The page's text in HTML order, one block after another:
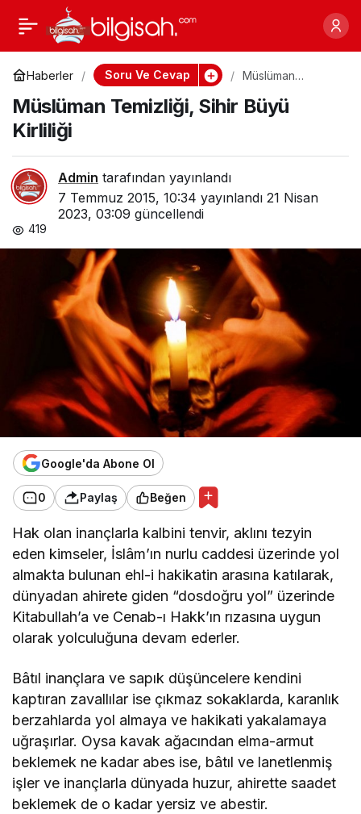
Haberler Soru Ve Cevap
Müslüman
Büyü Kirliliği
Müslüman Temizliği, Sihir Büyü
Kirliliği
Admin tarafından yayınlandı
7 Temmuz 2015, 10:34 yayınlandı 21 Nisan
2023, 03:09 güncellendi
419
Google'da Abone Ol
0 Paylaş Beğen
Hak olan inançlarla kalbini tenvir, aklını tezyin
eden kimseler, İslâm’ın nurlu caddesi üzerinde yol
almakta bulunan ehl-i hakikatin arasına katılarak,
dünyadan ahirete giden “dosdoğru yol” üzerinde
Kitabullah’a ve Cenab-ı Hakk’ın rızasına uygun
olarak yolculuğuna devam ederler.
Bâtıl inançlara ve sapık düşüncelere kendini
kaptıran zavallılar ise çıkmaz sokaklarda, karanlık
berzahlarda yol almaya ve hakikati yakalamaya
uğraşırlar. Oysa kavak ağacından elma-armut
beklemek ne kadar abes ise, bâtıl ve lanetlenmiş
işler ve inançlarla dünyada huzur, ahirette saadet
beklemek de o kadar yersiz ve abestir.
Müslüman Temizliği,
Sihir Büyü Kirliliği
0